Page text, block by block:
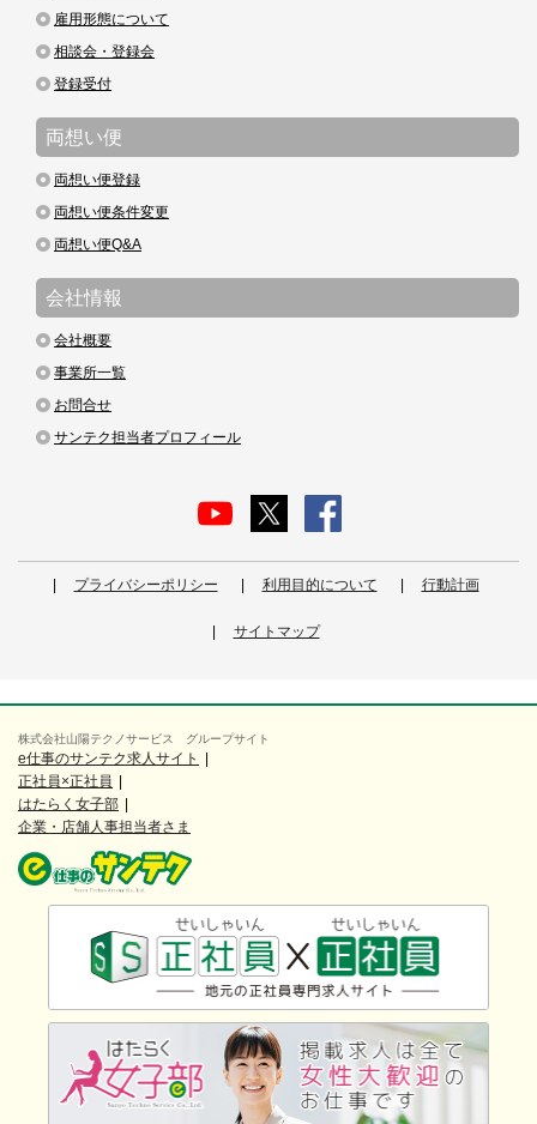
雇用形態について
相談会・登録会
登録受付
両想い便
両想い便登録
両想い便条件変更
両想い便Q&A
会社情報
会社概要
事業所一覧
お問合せ
サンテク担当者プロフィール
プライバシーポリシー 利用目的について 行動計画
サイトマップ
株式会社山陽テクノサービス グループサイト
e仕事のサンテク求人サイト
正社員×正社員
はたらく女子部
企業・店舗人事担当者さま